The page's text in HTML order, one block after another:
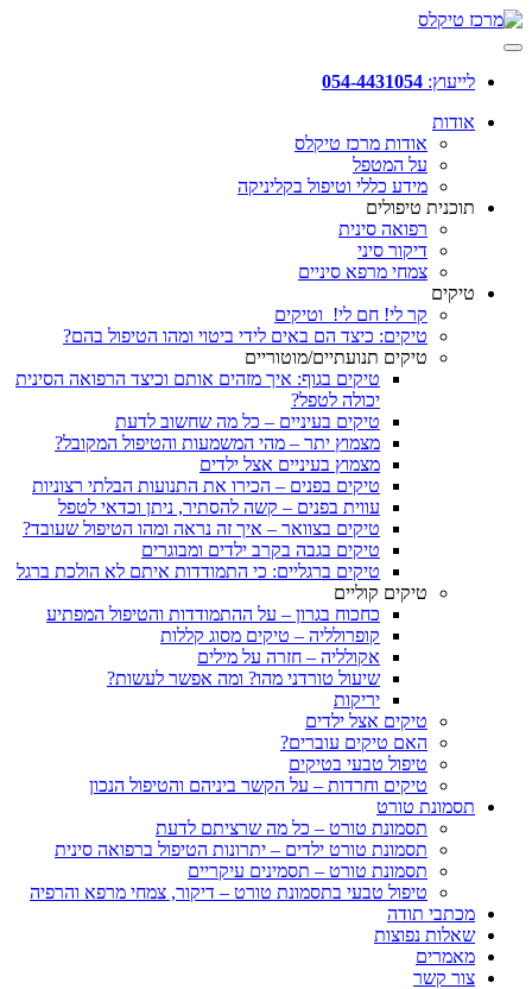
לייעוץ: 054-4431054
אודות
אודות מרכז טיקלס
על המטפל
מידע כללי וטיפול בקליניקה
תוכנית טיפולים
רפואה סינית
דיקור סיני
צמחי מרפא סיניים
טיקים
קר לי! חם לי! וטיקים
טיקים: כיצד הם באים לידי ביטוי ומהו הטיפול בהם?
טיקים תנועתיים/מוטוריים
טיקים בגוף: איך מזהים אותם וכיצד הרפואה הסינית
יכולה לטפל?
טיקים בעיניים – כל מה שחשוב לדעת
מצמוץ יתר – מהי המשמעות והטיפול המקובל?
מצמוץ בעיניים אצל ילדים
טיקים בפנים – הכירו את התנועות הבלתי רצוניות
עווית בפנים – קשה להסתיר, ניתן וכדאי לטפל
טיקים בצוואר – איך זה נראה ומהו הטיפול שעובד?
טיקים בגבה בקרב ילדים ומבוגרים
טיקים ברגליים: כי התמודדות איתם לא הולכת ברגל
טיקים קוליים
כחכוח בגרון – על ההתמודדות והטיפול המפתיע
קופרולליה – טיקים מסוג קללות
אקולליה – חזרה על מילים
שיעול טורדני מהו? ומה אפשר לעשות?
יריקות
טיקים אצל ילדים
האם טיקים עוברים?
טיפול טבעי בטיקים
טיקים וחרדות – על הקשר ביניהם והטיפול הנכון
תסמונת טורט
תסמונת טורט – כל מה שרציתם לדעת
תסמונת טורט ילדים – יתרונות הטיפול ברפואה סינית
תסמונת טורט – תסמינים עיקריים
טיפול טבעי בתסמונת טורט – דיקור, צמחי מרפא והרפיה
מכתבי תודה
שאלות נפוצות
מאמרים
צור קשר